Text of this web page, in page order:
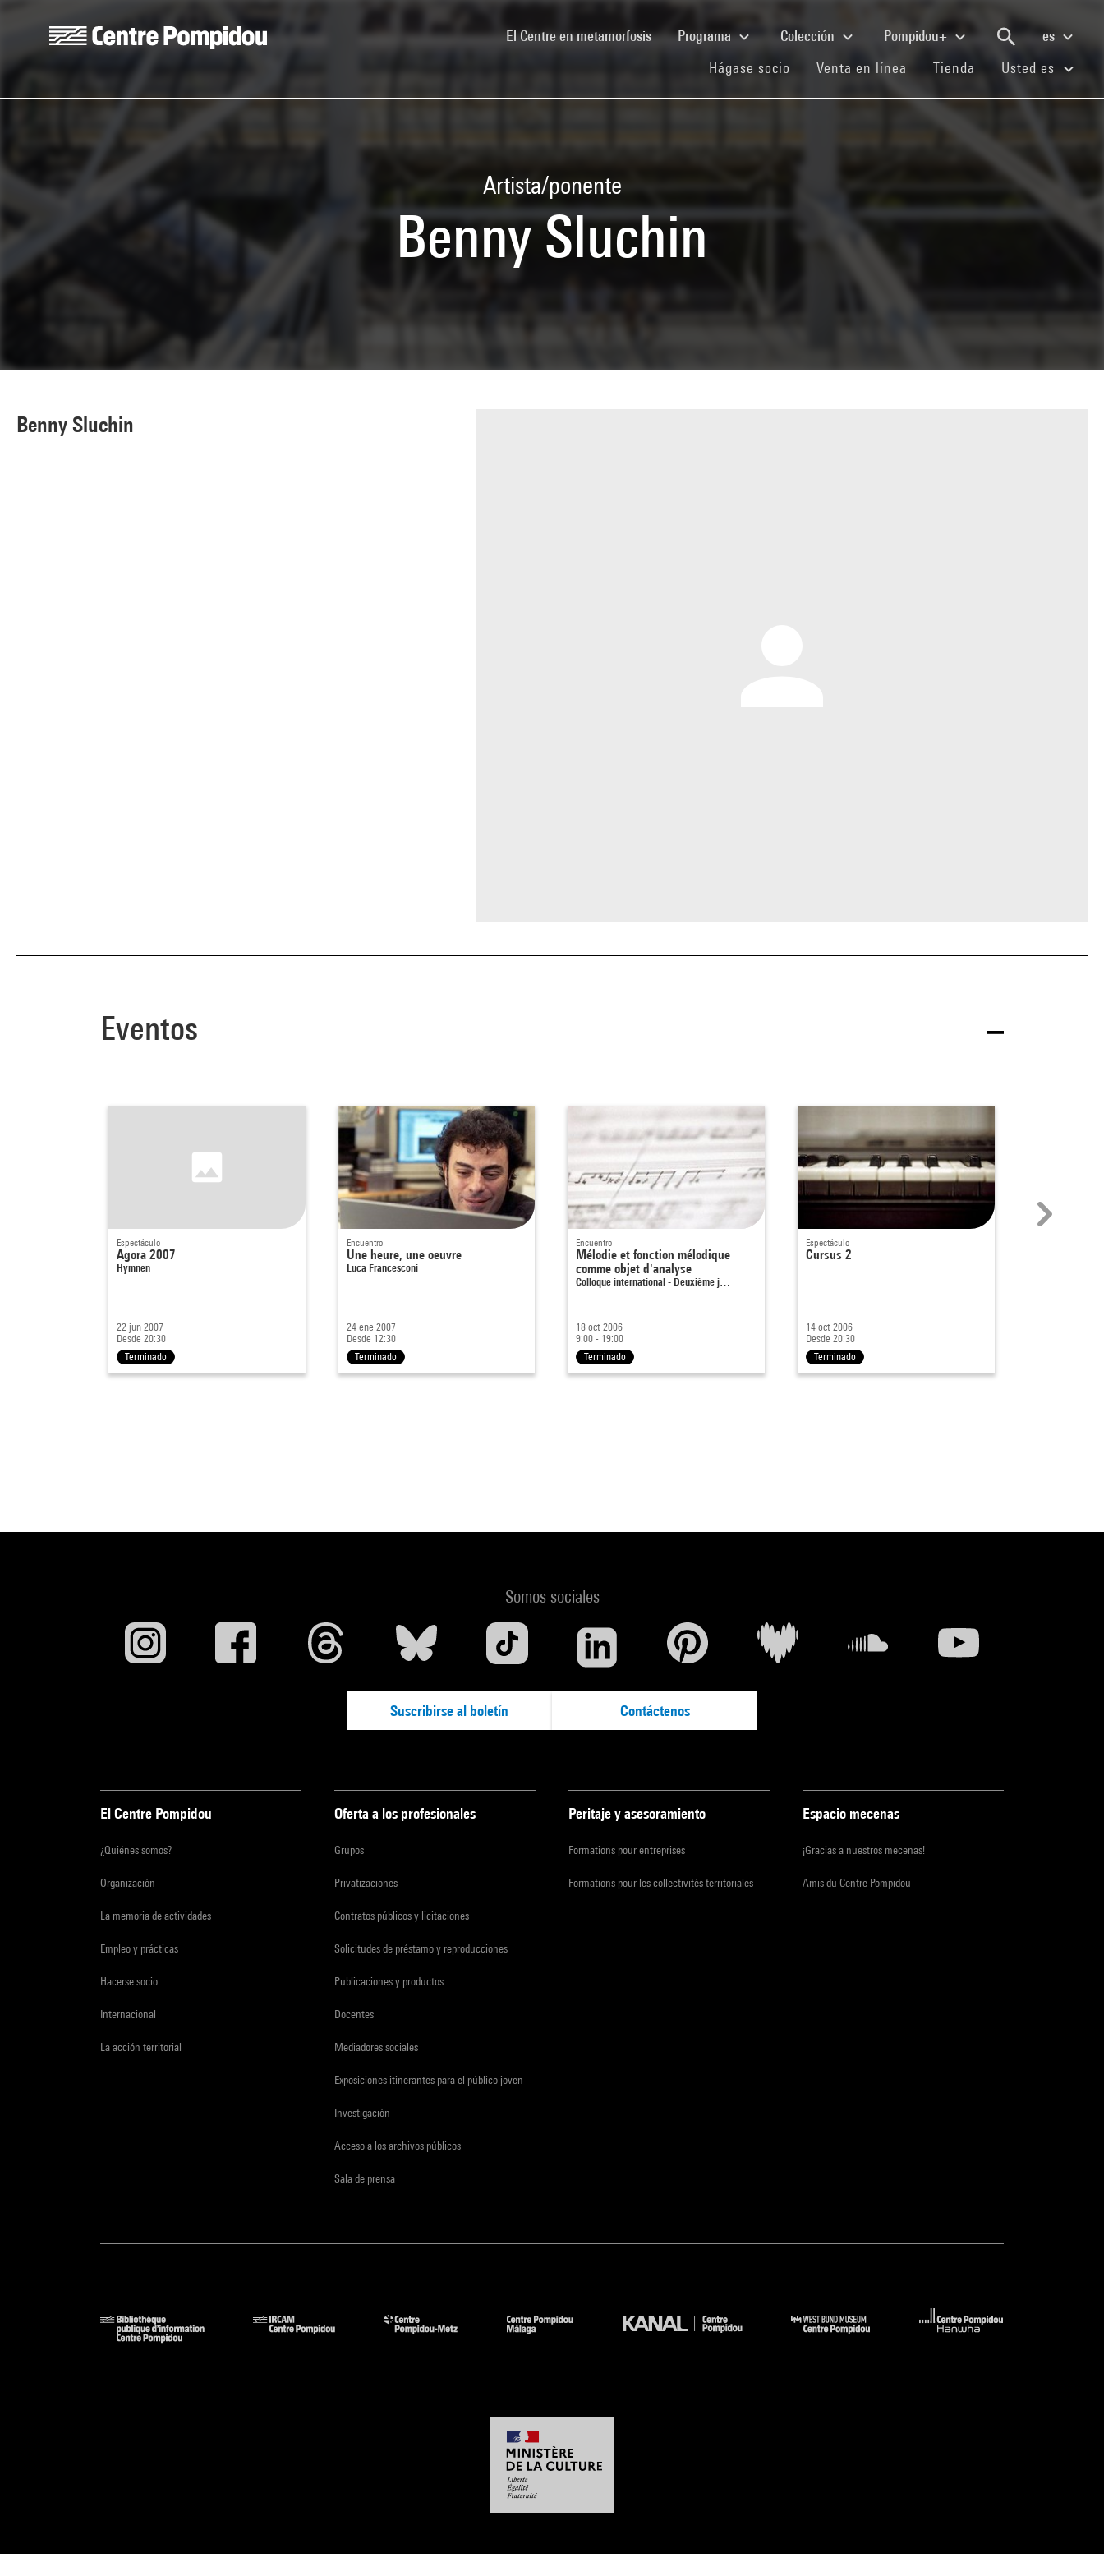
El Centre en metamorfosis(current)Programa Colección Pompidou+
es
Hágase socio (current)
Venta en línea (current)
Tienda (current)
Usted es
Artista/ponente
Benny Sluchin
Benny Sluchin
Eventos
Espectáculo
Agora 2007
Hymnen
22 jun 2007
Desde 20:30
Terminado
Encuentro
Une heure, une oeuvre
Luca Francesconi
24 ene 2007
Desde 12:30
Terminado
Encuentro
Mélodie et fonction mélodique
comme objet d'analyse
Colloque international - Deuxième j…
18 oct 2006
9:00 - 19:00
Terminado
Espectáculo
Cursus 2
14 oct 2006
Desde 20:30
Terminado
Somos sociales
Suscribirse al boletín Contáctenos
El Centre Pompidou
¿Quiénes somos?
Organización
La memoria de actividades
Empleo y prácticas
Hacerse socio
Internacional
La acción territorial
Oferta a los profesionales
Grupos
Privatizaciones
Contratos públicos y licitaciones
Solicitudes de préstamo y reproducciones
Publicaciones y productos
Docentes
Mediadores sociales
Exposiciones itinerantes para el público joven
Investigación
Acceso a los archivos públicos
Sala de prensa
Peritaje y asesoramiento
Formations pour entreprises
Formations pour les collectivités territoriales
Espacio mecenas
¡Gracias a nuestros mecenas!
Amis du Centre Pompidou